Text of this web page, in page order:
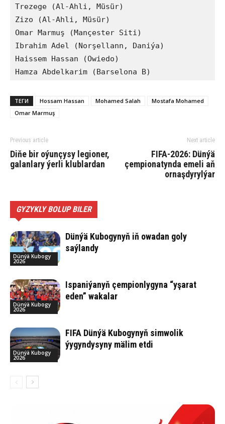
Trezege (Al-Ahli, Müsür)
Zizo (Al-Ahli, Müsür)
Omar Marmuş (Mançester Siti)
Ibrahim Adel (Norşellann, Daniýa)
Haissem Hassan (Owiedo)
Hamza Abdelkarim (Barselona B)
ТЕГИ Hossam Hassan Mohamed Salah
Mostafa Mohamed
Omar Marmuş
Previous article
Diňe bir oýunçysy legioner,
galanlary ýerli klublardan
Next article
FIFA-2026: Dünýä
çempionatynda emeli aň
ornaşdyrylýar
GYZYKLY BOLUP BILER
Dünýä Kubogy
2026
Dünýä Kubogynyň iň owadan goly
saýlandy
Dünýä Kubogy
2026
Ispaniýanyň çempionlygyna “yşarat
eden” wakalar
Dünýä Kubogy
2026
FIFA Dünýä Kubogynyň simwolik
ýygyndysyny mälim etdi